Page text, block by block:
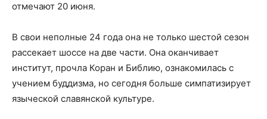
отмечают 20 июня.
В свои неполные 24 года она не только шестой сезон
рассекает шоссе на две части. Она оканчивает
институт, прочла Коран и Библию, ознакомилась с
учением буддизма, но сегодня больше симпатизирует
языческой славянской культуре.